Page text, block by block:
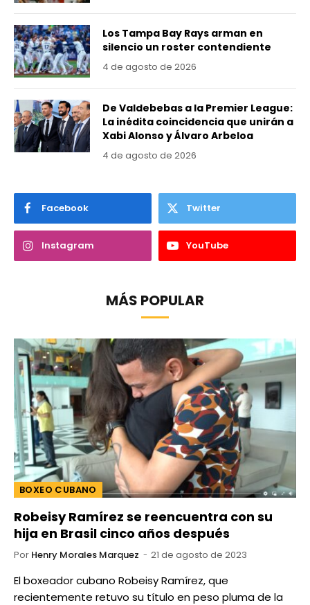
Los Tampa Bay Rays arman en
silencio un roster contendiente
4 de agosto de 2026
De Valdebebas a la Premier League:
La inédita coincidencia que unirán a
Xabi Alonso y Álvaro Arbeloa
4 de agosto de 2026
Facebook Twitter
Instagram YouTube
MÁS POPULAR
BOXEO CUBANO
Robeisy Ramírez se reencuentra con su
hija en Brasil cinco años después
Por Henry Morales Marquez 21 de agosto de 2023
El boxeador cubano Robeisy Ramírez, que
recientemente retuvo su título en peso pluma de la